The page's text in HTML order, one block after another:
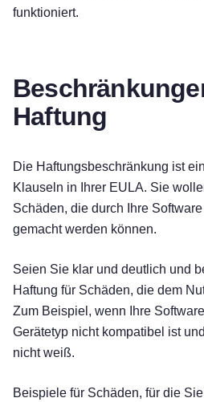
funktioniert.
Haftung
Die Haftungsbeschränkung ist
Klauseln in Ihrer EULA. Sie
Schäden, die durch Ihre
gemacht werden können.
Seien Sie klar und deutlich und
Haftung für Schäden, die dem
Zum Beispiel, wenn Ihre
Gerätetyp nicht kompatibel ist
nicht weiß.
Beispiele für Schäden, für die